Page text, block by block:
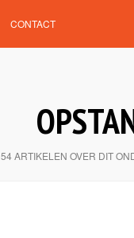
CONTACT
54 ARTIKELEN OVER DIT